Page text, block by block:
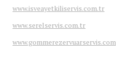
www.isveayetkiliservis.com.tr
www.serelservis.com.tr
www.gommerezervuarservis.com